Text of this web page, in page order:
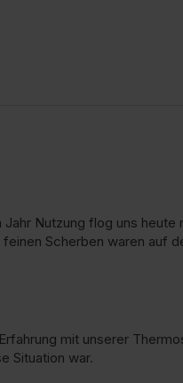
Nutzung flog uns
Scherben waren auf
mit unserer
Situation war.